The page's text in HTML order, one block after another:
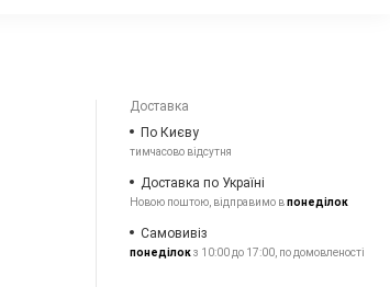
Доставка
По Києву
тимчасово відсутня
Доставка по Україні
Новою поштою, відправимо впонеділок
Самовивіз
понеділокз 10:00 до 17:00, по домовленості